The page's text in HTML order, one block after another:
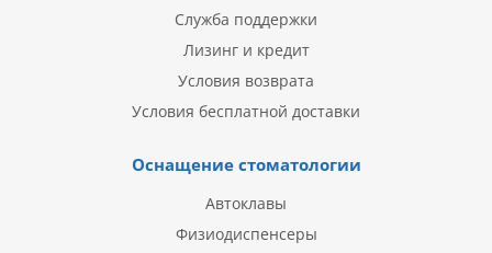
Служба поддержки
Лизинг и кредит
Условия возврата
Условия бесплатной доставки
Оснащение стоматологии
Автоклавы
Физиодиспенсеры